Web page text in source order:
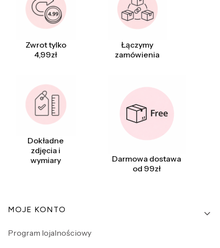
Zwrot tylko
4,99zł
Łączymy
zamówienia
Dokładne
zdjęcia i
wymiary
Darmowa dostawa
od 99zł
Linki w stopce
MOJE KONTO
Program lojalnościowy